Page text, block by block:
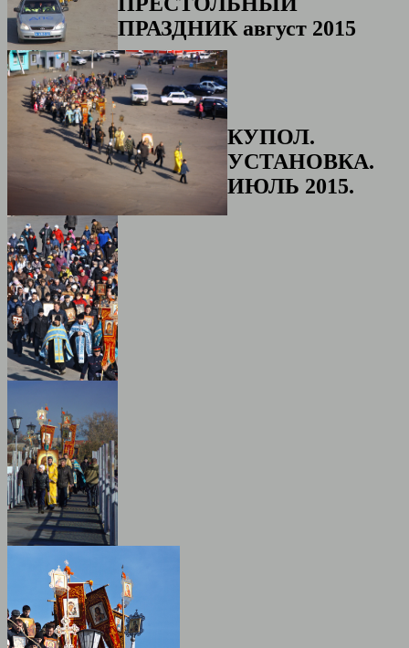
ПРАЗДНИК август 2015
КУПОЛ.
УСТАНОВКА.
ИЮЛЬ 2015.